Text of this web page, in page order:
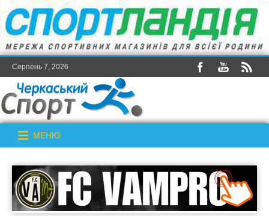
Серпень 7, 2026
МЕНЮ